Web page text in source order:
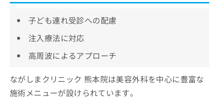
子ども連れ受診への配慮
注入療法に対応
高周波によるアプローチ
ながしまクリニック 熊本院は美容外科を中心に豊富な
施術メニューが設けられています。